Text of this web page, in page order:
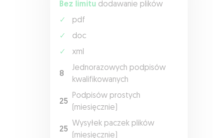
Bez limitu dodawanie plików
✓
pdf
✓
doc
✓
xml
8
Jednorazowych podpisów
kwalifikowanych
25
Podpisów prostych
(miesięcznie)
25
Wysyłek paczek plików
(miesięcznie)